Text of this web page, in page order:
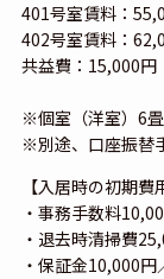
401号室賃料：
402号室賃料：
共益費：15,000円
※個室（洋室）6畳
※別途、口座振替
【入居時の初期費
・事務手数料
・退去時清掃費
・保証金10,000円